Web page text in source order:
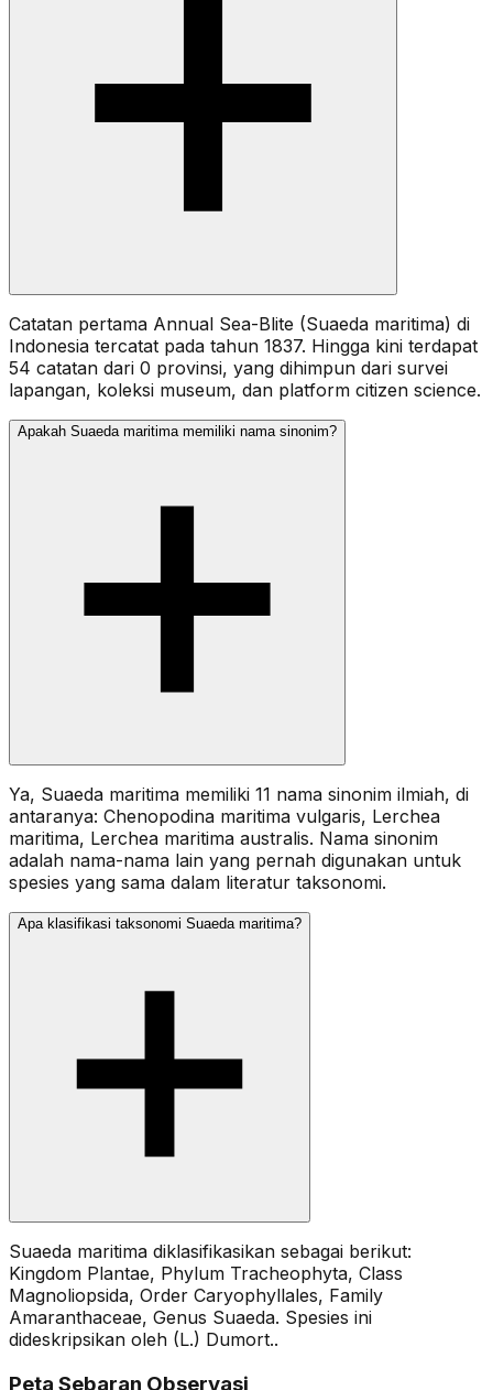
Catatan pertama Annual Sea-Blite (Suaeda maritima) di
Indonesia tercatat pada tahun 1837. Hingga kini terdapat
54 catatan dari 0 provinsi, yang dihimpun dari survei
lapangan, koleksi museum, dan platform citizen science.
Apakah Suaeda maritima memiliki nama sinonim?
Ya, Suaeda maritima memiliki 11 nama sinonim ilmiah, di
antaranya: Chenopodina maritima vulgaris, Lerchea
maritima, Lerchea maritima australis. Nama sinonim
adalah nama-nama lain yang pernah digunakan untuk
spesies yang sama dalam literatur taksonomi.
Apa klasifikasi taksonomi Suaeda maritima?
Suaeda maritima diklasifikasikan sebagai berikut:
Kingdom Plantae, Phylum Tracheophyta, Class
Magnoliopsida, Order Caryophyllales, Family
Amaranthaceae, Genus Suaeda. Spesies ini
dideskripsikan oleh (L.) Dumort..
Peta Sebaran Observasi